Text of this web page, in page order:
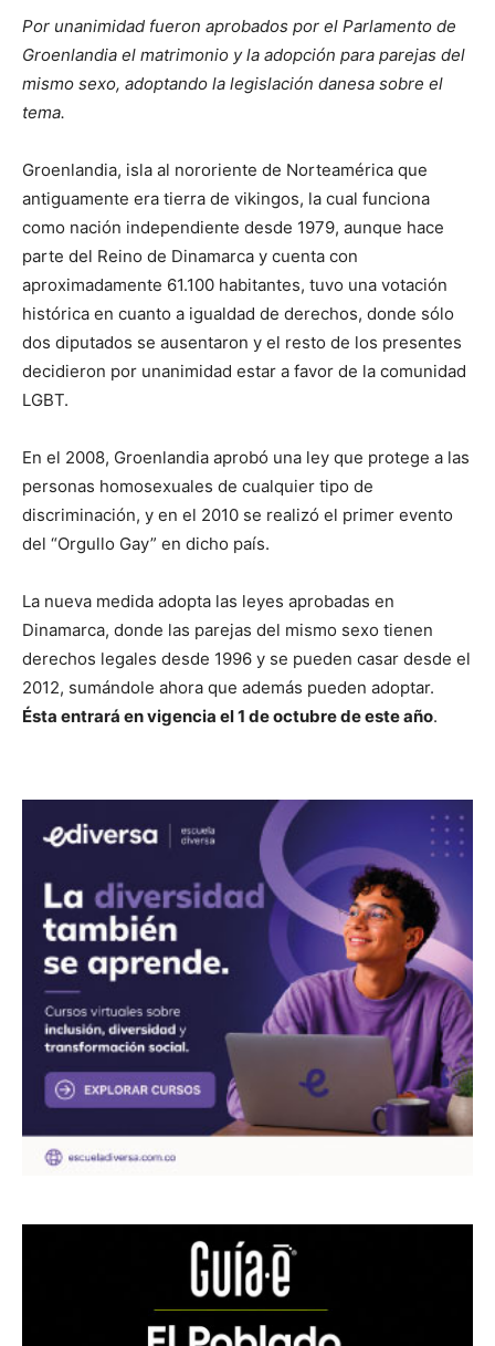
Por unanimidad fueron aprobados por el Parlamento de
Groenlandia el matrimonio y la adopción para parejas del
mismo sexo, adoptando la legislación danesa sobre el
tema.
Groenlandia, isla al nororiente de Norteamérica que
antiguamente era tierra de vikingos, la cual funciona
como nación independiente desde 1979, aunque hace
parte del Reino de Dinamarca y cuenta con
aproximadamente 61.100 habitantes, tuvo una votación
histórica en cuanto a igualdad de derechos, donde sólo
dos diputados se ausentaron y el resto de los presentes
decidieron por unanimidad estar a favor de la comunidad
LGBT.
En el 2008, Groenlandia aprobó una ley que protege a las
personas homosexuales de cualquier tipo de
discriminación, y en el 2010 se realizó el primer evento
del “Orgullo Gay” en dicho país.
La nueva medida adopta las leyes aprobadas en
Dinamarca, donde las parejas del mismo sexo tienen
derechos legales desde 1996 y se pueden casar desde el
2012, sumándole ahora que además pueden adoptar.
Ésta entrará en vigencia el 1 de octubre de este año.